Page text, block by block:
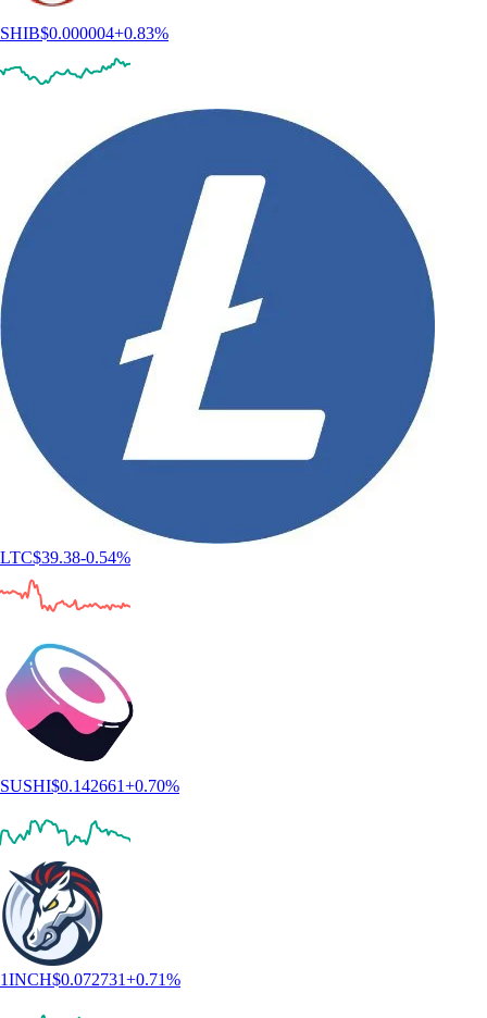
SHIB$0.000004+0.83%
LTC$39.38-0.54%
SUSHI$0.142661+0.70%
1INCH$0.072731+0.71%